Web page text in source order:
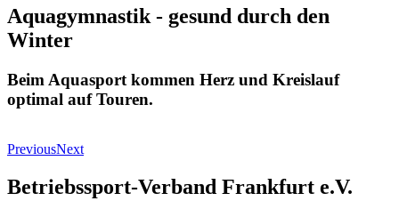
Aquagymnastik - gesund durch den
Winter
Beim Aquasport kommen Herz und Kreislauf
optimal auf Touren.
PreviousNext
Betriebssport-Verband Frankfurt e.V.